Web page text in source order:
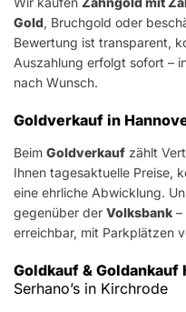
Gold, Bruchgold oder
Bewertung ist transparent,
Auszahlung erfolgt sofort –
nach Wunsch.
Goldverkauf in
Beim Goldverkauf zählt
Ihnen tagesaktuelle Preise,
eine ehrliche Abwicklung.
gegenüber der Volksbank –
erreichbar, mit Parkplätzen
Goldkauf &
Serhano’s in Kirchrode